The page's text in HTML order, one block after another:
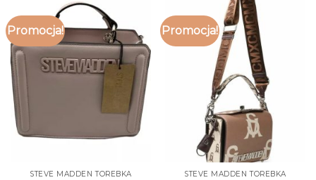
Promocja!
STEVE MADDEN TOREBKA
Promocja!
STEVE MADDEN TOREBKA